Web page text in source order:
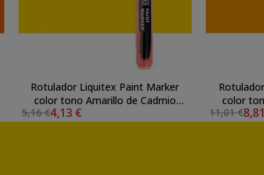
Rotulador Liquitex Paint Marker
color tono Amarillo de Cadmio
Medio (2 mm)
5,16 €4,13 €
color
11,01 €